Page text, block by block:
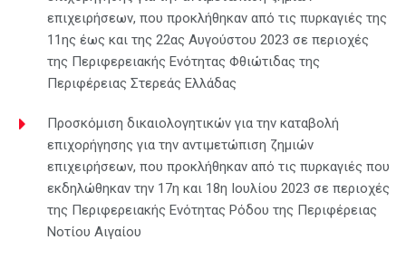
επιχειρήσεων, που προκλήθηκαν από τις πυρκαγιές της
11ης έως και της 22ας Αυγούστου 2023 σε περιοχές
της Περιφερειακής Ενότητας Φθιώτιδας της
Περιφέρειας Στερεάς Ελλάδας
Προσκόμιση δικαιολογητικών για την καταβολή
επιχορήγησης για την αντιμετώπιση ζημιών
επιχειρήσεων, που προκλήθηκαν από τις πυρκαγιές που
εκδηλώθηκαν την 17η και 18η Ιουλίου 2023 σε περιοχές
της Περιφερειακής Ενότητας Ρόδου της Περιφέρειας
Νοτίου Αιγαίου